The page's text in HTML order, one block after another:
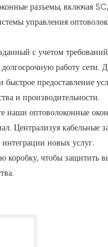
разъемы, включая
управления
с учетом
работу
быстрое предоставление
и производительности.
наши оптоволоконные
Централизуя
новых услуг.
чтобы защитить